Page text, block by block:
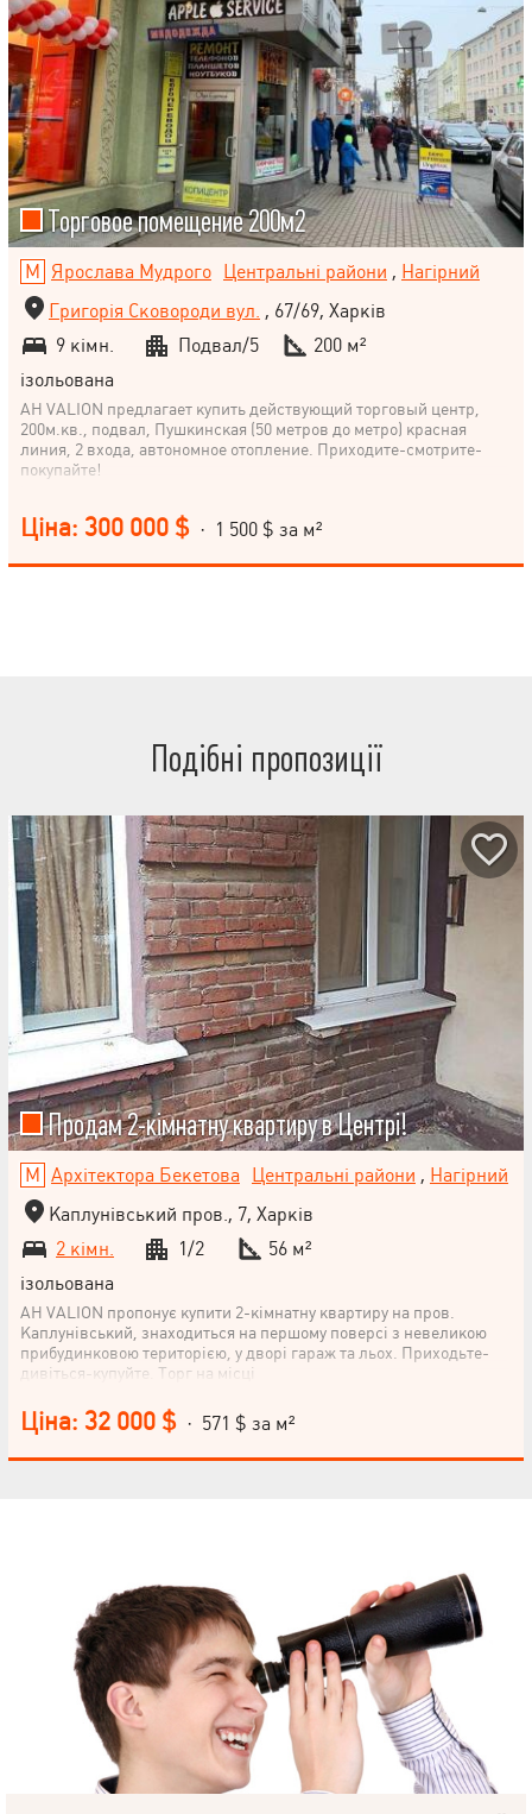
Торговое помещение 200м2
Ярослава Мудрого Центральні райони , Нагірний
Григорія Сковороди вул. , 67/69, Харків
9 кімн.
Подвал/5
200 м²
ізольована
АН VALION предлагает купить действующий торговый центр,
200м.кв., подвал, Пушкинская (50 метров до метро) красная
линия, 2 входа, автономное отопление. Приходите-смотрите-
покупайте!
Ціна: 300 000 $ · 1 500 $ за м²
Подібні пропозиції
Продам 2-кімнатну квартиру в Центрі!
Архітектора Бекетова Центральні райони , Нагірний
Каплунівський пров., 7, Харків
2 кімн.
1/2
56 м²
ізольована
АН VALION пропонує купити 2-кімнатну квартиру на пров.
Каплунівський, знаходиться на першому поверсі з невеликою
прибудинковою територією, у дворі гараж та льох. Приходьте-
дивіться-купуйте. Торг на місці
Ціна: 32 000 $ · 571 $ за м²